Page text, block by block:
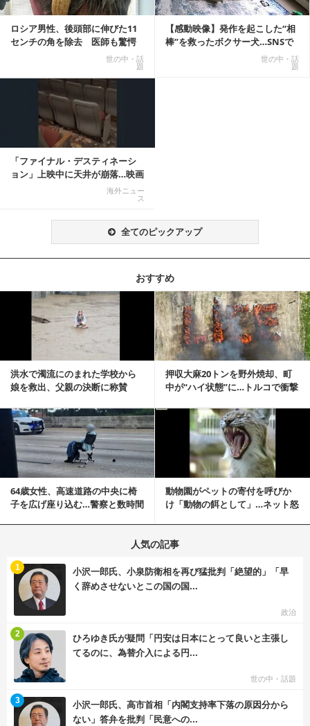
ロシア男性、後頭部に伸びた11
センチの角を除去 医師も驚愕
世の中・話
題
【感動映像】発作を起こした“相
棒”を救ったボクサー犬…SNSで
世の中・話
題
「ファイナル・デスティネーシ
ョン」上映中に天井が崩落…映画
海外ニュー
ス
全てのピックアップ
おすすめ
洪水で濁流にのまれた学校から
娘を救出、父親の決断に称賛
押収大麻20トンを野外焼却、町
中が“ハイ状態”に…トルコで衝撃
記事を読む
64歳女性、高速道路の中央に椅
子を広げ座り込む…警察と数時間
動物園がペットの寄付を呼びか
け「動物の餌として」…ネット怒
記事を読む
人気の記事
小沢一郎氏、小泉防衛相を再び猛批判「絶望的」「早
く辞めさせないとこの国の国...
政治
1
ひろゆき氏が疑問「円安は日本にとって良いと主張し
てるのに、為替介入による円...
世の中・話題
2
小沢一郎氏、高市首相「内閣支持率下落の原因分から
ない」答弁を批判「民意への...
3